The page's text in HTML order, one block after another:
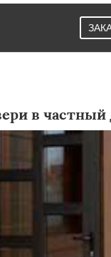
в